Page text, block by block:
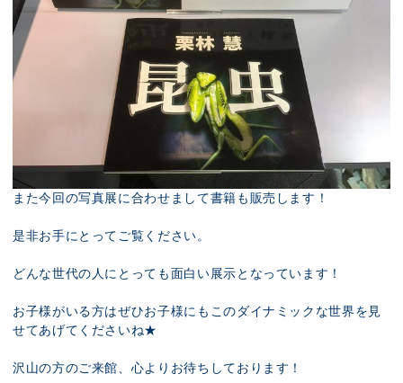
また今回の写真展に合わせまして書籍も販売します！
是非お手にとってご覧ください。
どんな世代の人にとっても面白い展示となっています！
お子様がいる方はぜひお子様にもこのダイナミックな世界を見
せてあげてくださいね★
沢山の方のご来館、心よりお待ちしております！